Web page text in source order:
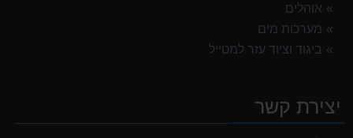
839.00 ₪
אוהל משפחתי ל 8 GURO Panorama 8P v2
אוהלים
מערכות מים
ביגוד וציוד עזר למטייל
יצירת קשר